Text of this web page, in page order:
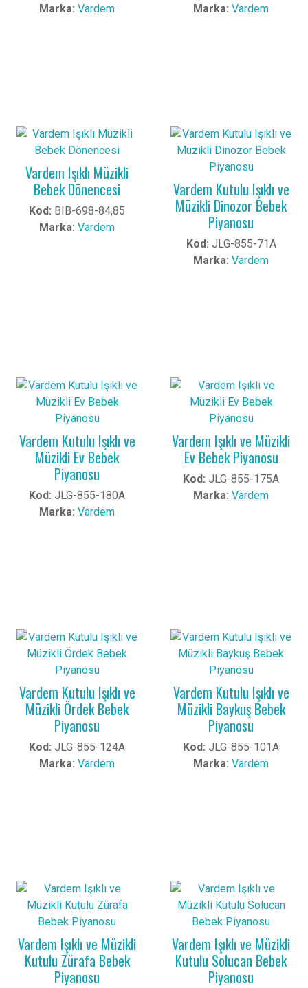
Marka: Vardem Marka: Vardem
Vardem Işıklı Müzikli
Bebek Dönencesi
Kod: BIB-698-84,85
Marka: Vardem
Vardem Kutulu Işıklı ve
Müzikli Dinozor Bebek
Piyanosu
Kod: JLG-855-71A
Marka: Vardem
Vardem Kutulu Işıklı ve
Müzikli Ev Bebek
Piyanosu
Kod: JLG-855-180A
Marka: Vardem
Vardem Işıklı ve Müzikli
Ev Bebek Piyanosu
Kod: JLG-855-175A
Marka: Vardem
Vardem Kutulu Işıklı ve
Müzikli Ördek Bebek
Piyanosu
Kod: JLG-855-124A
Marka: Vardem
Vardem Kutulu Işıklı ve
Müzikli Baykuş Bebek
Piyanosu
Kod: JLG-855-101A
Marka: Vardem
Vardem Işıklı ve Müzikli
Kutulu Zürafa Bebek
Piyanosu
Vardem Işıklı ve Müzikli
Kutulu Solucan Bebek
Piyanosu